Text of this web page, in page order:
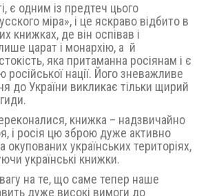
є одним із предтеч цього
міра», і це яскраво відбито в
книжках, де він оспівав і
царат і монархію, а й
яка притаманна росіянам і є
нації. Його зневажливе
до України викликає тільки щирий
книжка – надзвичайно
і росія цю зброю дуже активно
окупованих українських територіях,
українські книжки.
на те, що саме тепер наше
дуже високі вимоги до